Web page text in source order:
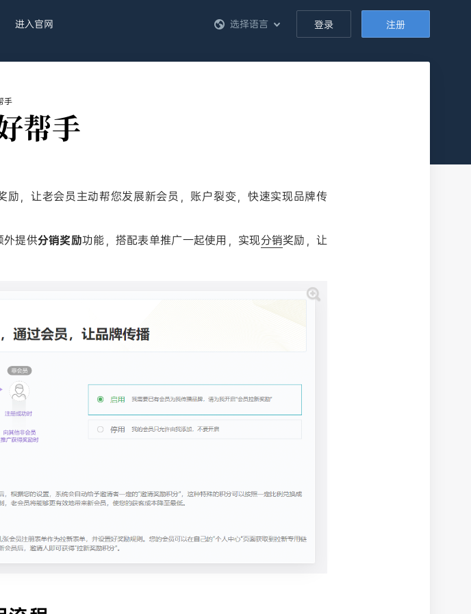
进入官网 登录 注册
选择语言
手
帮手
励，让老会员主动帮您发展新会员，账户裂变，快速实现品牌传
外提供分销奖励功能，搭配表单推广一起使用，实现分销奖励，让